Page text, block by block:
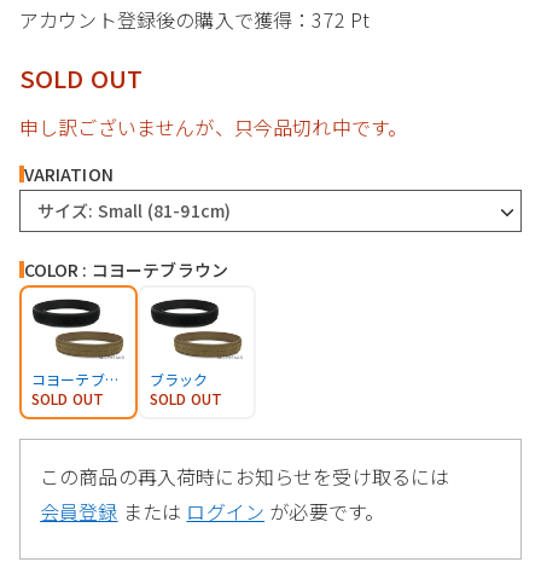
アカウント登録後の購入で獲得：372 Pt
SOLD OUT
申し訳ございませんが、只今品切れ中です。
VARIATION
サイズ: Small (81-91cm)
COLOR : コヨーテブラウン
コヨーテブラウン
SOLD OUT
ブラック
SOLD OUT
この商品の再入荷時にお知らせを受け取るには
会員登録 または ログイン が必要です。